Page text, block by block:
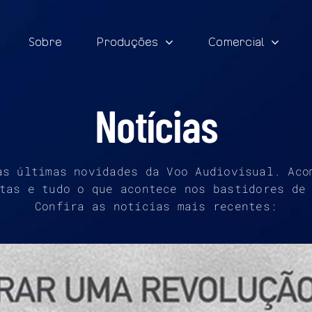
Sobre Produções Comercial
Notícias
últimas novidades da Voo Audiovisual.
e tudo o que acontece nos bastidores de
Confira as notícias mais recentes: